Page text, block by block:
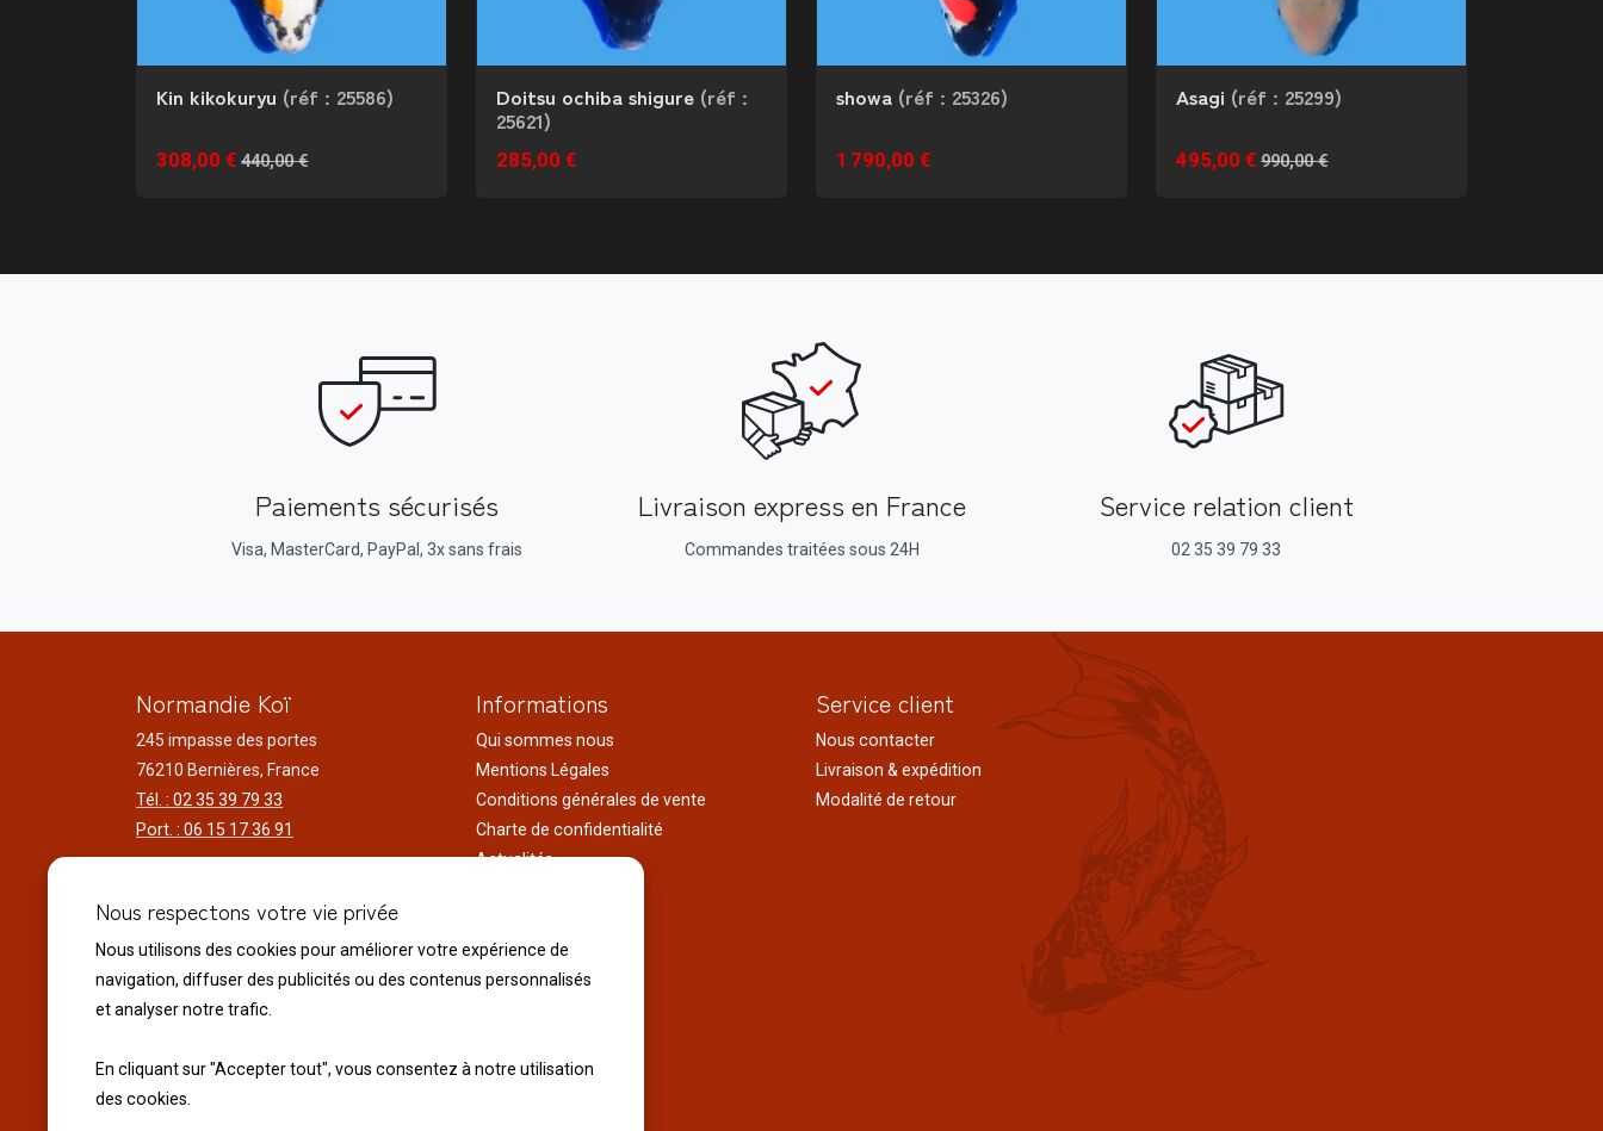
Kin kikokuryu (réf : 25586)
308,00 € 440,00 €
Doitsu ochiba shigure (réf :
25621)
285,00 €
showa (réf : 25326)
1 790,00 €
Asagi (réf : 25299)
495,00 € 990,00 €
Paiements sécurisés
Visa, MasterCard, PayPal, 3x sans frais
Livraison express en France
Commandes traitées sous 24H
Service relation client
02 35 39 79 33
Normandie Koï
245 impasse des portes
76210 Bernières, France
Tél. : 02 35 39 79 33
Port. : 06 15 17 36 91
Du lundi au samedi
9h00 à 12h00 - 14h00 à 18h30
Le dimanche
10h00 à 12h00 - 14h30 à 18h30
Le 14 juillet Fête Nationale
Le 15 Août Assomption
Informations
Qui sommes nous
Mentions Légales
Conditions générales de vente
Charte de confidentialité
Actualités
Liens utiles
Service client
Nous contacter
Livraison & expédition
Modalité de retour
Nous respectons votre vie privée
Nous utilisons des cookies pour améliorer votre expérience de
navigation, diffuser des publicités ou des contenus personnalisés
et analyser notre trafic.
En cliquant sur "Accepter tout", vous consentez à notre utilisation
des cookies.